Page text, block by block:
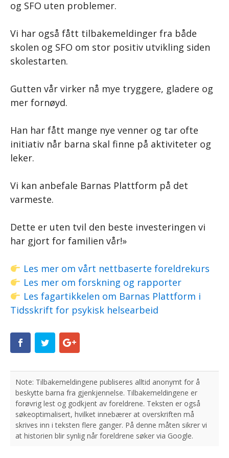
og SFO uten problemer.
Vi har også fått tilbakemeldinger fra både
skolen og SFO om stor positiv utvikling siden
skolestarten.
Gutten vår virker nå mye tryggere, gladere og
mer fornøyd.
Han har fått mange nye venner og tar ofte
initiativ når barna skal finne på aktiviteter og
leker.
Vi kan anbefale Barnas Plattform på det
varmeste.
Dette er uten tvil den beste investeringen vi
har gjort for familien vår!»
Les mer om vårt nettbaserte foreldrekurs
Les mer om forskning og rapporter
Les fagartikkelen om Barnas Plattform i
Tidsskrift for psykisk helsearbeid